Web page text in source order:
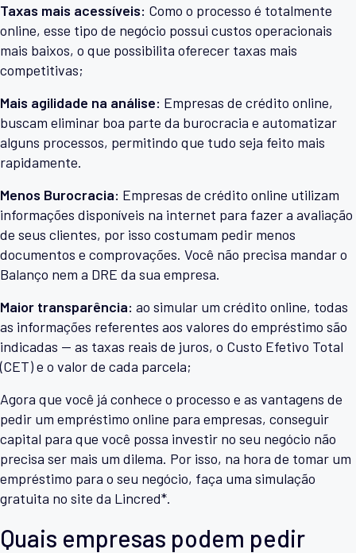
Taxas mais acessíveis: Como o processo é totalmente
online, esse tipo de negócio possui custos operacionais
mais baixos, o que possibilita oferecer taxas mais
competitivas;
Mais agilidade na análise: Empresas de crédito online,
buscam eliminar boa parte da burocracia e automatizar
alguns processos, permitindo que tudo seja feito mais
rapidamente.
Menos Burocracia: Empresas de crédito online utilizam
informações disponíveis na internet para fazer a avaliação
de seus clientes, por isso costumam pedir menos
documentos e comprovações. Você não precisa mandar o
Balanço nem a DRE da sua empresa.
Maior transparência: ao simular um crédito online, todas
as informações referentes aos valores do empréstimo são
indicadas — as taxas reais de juros, o Custo Efetivo Total
(CET) e o valor de cada parcela;
Agora que você já conhece o processo e as vantagens de
pedir um empréstimo online para empresas, conseguir
capital para que você possa investir no seu negócio não
precisa ser mais um dilema. Por isso, na hora de tomar um
empréstimo para o seu negócio, faça uma simulação
gratuita no site da Lincred*.
Quais empresas podem pedir